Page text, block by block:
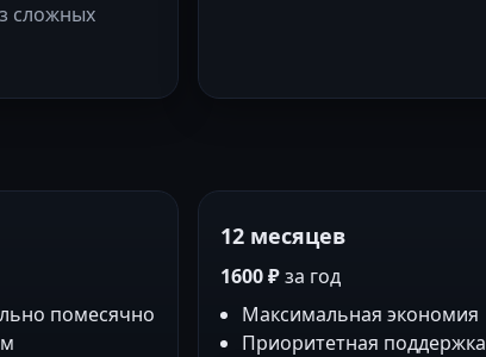
сложных
помесячно
12 месяцев
1600 ₽за год
Максимальная экономия
Приоритетная поддержка